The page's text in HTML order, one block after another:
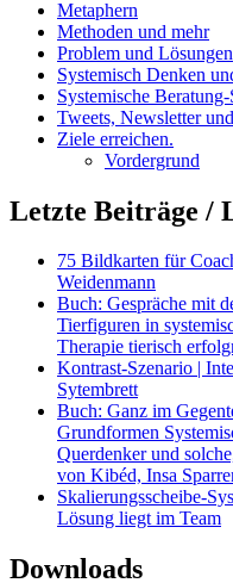
Metaphern
Methoden und mehr
Problem und Lösungen
Systemisch Denken
Systemische
Tweets, Newsletter
Ziele erreichen.
Vordergrund
Letzte Beiträge /
75 Bildkarten für
Weidenmann
Buch: Gespräche mit
Tierfiguren in
Therapie tierisch
Kontrast-Szenario |
Sytembrett
Buch: Ganz im
Grundformen
Querdenker und
von Kibéd, Insa
Skalierungsscheibe-
Lösung liegt im Team
Downloads